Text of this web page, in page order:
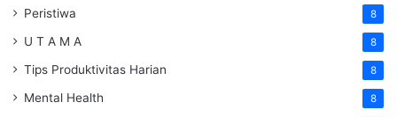
Peristiwa 8
U T A M A 8
Tips Produktivitas Harian 8
Mental Health 8